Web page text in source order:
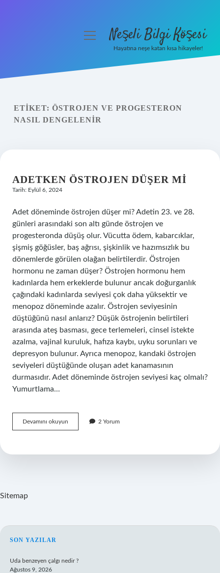
Yasal Uyarı
menüyüNeşeli Bilgi Köşesi
Hayatına neşe katan kısa hikayeler!
ETIKET: ÖSTROJEN VE PROGESTERON
NASIL DENGELENIR
ADETKEN ÖSTROJEN DÜŞER MI
Tarih: Eylül 6, 2024
Adet döneminde östrojen düşer mi? Adetin 23. ve 28.
günleri arasındaki son altı günde östrojen ve
progesteronda düşüş olur. Vücutta ödem, kabarcıklar,
şişmiş göğüsler, baş ağrısı, şişkinlik ve hazımsızlık bu
dönemlerde görülen olağan belirtilerdir. Östrojen
hormonu ne zaman düşer? Östrojen hormonu hem
kadınlarda hem erkeklerde bulunur ancak doğurganlık
çağındaki kadınlarda seviyesi çok daha yüksektir ve
menopoz döneminde azalır. Östrojen seviyesinin
düştüğünü nasıl anlarız? Düşük östrojenin belirtileri
arasında ateş basması, gece terlemeleri, cinsel istekte
azalma, vajinal kuruluk, hafıza kaybı, uyku sorunları ve
depresyon bulunur. Ayrıca menopoz, kandaki östrojen
seviyeleri düştüğünde oluşan adet kanamasının
durmasıdır. Adet döneminde östrojen seviyesi kaç olmalı?
Yumurtlama…
Devamını okuyun
Östrojen
2 Yorum
Sitemap
SIDEBAR
SON YAZILAR
Uda benzeyen çalgı nedir ?
Ağustos 9, 2026